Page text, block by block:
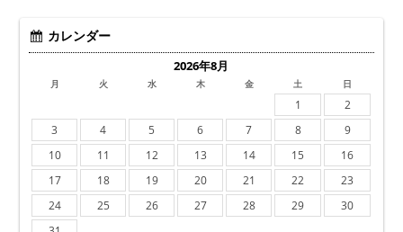
カレンダー
2026年8月
月 火 水 木 金 土 日
1
2
3
4 5 6 7 8
9
10
11 12 13 14 15
16
17
18 19 20 21 22
23
24
25 26 27 28 29
30